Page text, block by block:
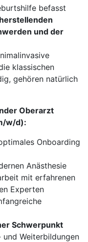
befasst
und der
klassischen
gehören natürlich
Oberarzt
w/d):
Onboarding
Anästhesie
mit erfahrenen
Experten
Schwerpunkt
Weiterbildungen